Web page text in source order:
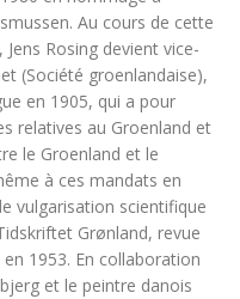
Au cours de cette
Rosing devient vice-
(Société groenlandaise),
en 1905, qui a pour
relatives au Groenland et
le Groenland et le
à ces mandats en
vulgarisation scientifique
Grønland, revue
1953. En collaboration
et le peintre danois